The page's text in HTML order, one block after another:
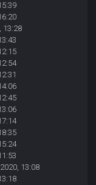
13:28
13:08